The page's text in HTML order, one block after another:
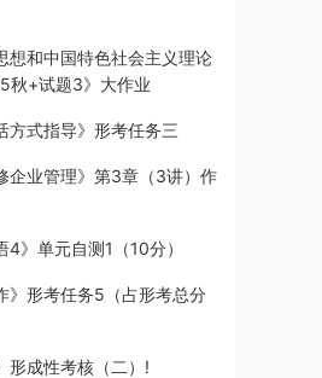
想和中国特色社会主义理论
秋+试题3》大作业
方式指导》形考任务三
企业管理》第3章（3讲）作
4》单元自测1（10分）
》形考任务5（占形考总分
形成性考核（二）!